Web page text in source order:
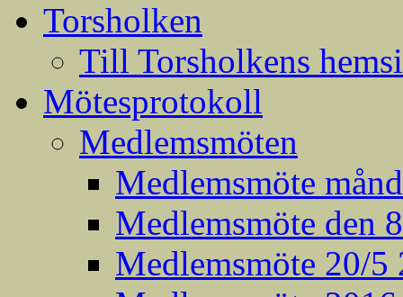
Torsholken
Till Torsholkens
Mötesprotokoll
Medlemsmöten
Medlemsmöte
Medlemsmöte den
Medlemsmöte 20/5